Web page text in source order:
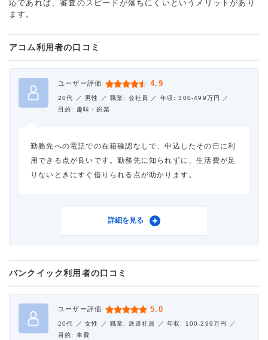
応であれば、審査のスピードが落ちにくいというメリットがあり
ます。
アコム利用者の口コミ
ユーザー評価 4.9
20代 ／ 男性 ／ 職業: 会社員 ／
年収: 300-499万円 ／
目的: 趣味・娯楽
勤務先への電話での在籍確認なしで、申込したその日に利
用できる点が良いです。勤務先に知られずに、生活費が足
りないときにすぐ借りられる点が助かります。
アコム
借入金額
金利 年18.0%
審査時間
詳細を見る
バンクイック利用者の口コミ
ユーザー評価 5.0
20代 ／ 女性 ／ 職業: 派遣社員 ／ 年収: 100-299万円 ／
目的: 車費